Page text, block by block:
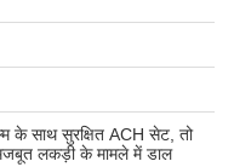
के साथ सुरक्षित ACH सेट, तो
लकड़ी के मामले में डाल